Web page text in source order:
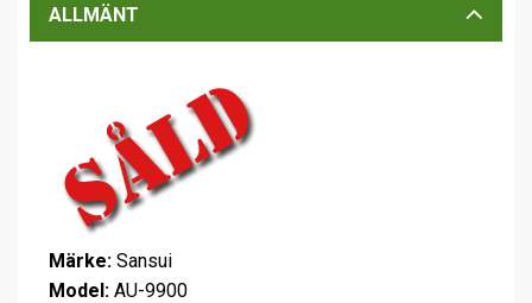
ALLMÄNT
Märke: Sansui
Model: AU-9900